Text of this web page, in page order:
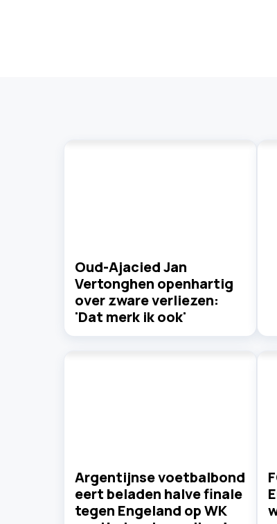
Oud-Ajacied Jan
Vertonghen openhartig
over zware verliezen:
'Dat merk ik ook'
Argentijnse voetbalbond
eert beladen halve finale
tegen Engeland op WK